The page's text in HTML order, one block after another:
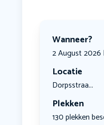
Wanneer?
2 August 2026
Locatie
Dorpsstraa...
Plekken
130 plekken